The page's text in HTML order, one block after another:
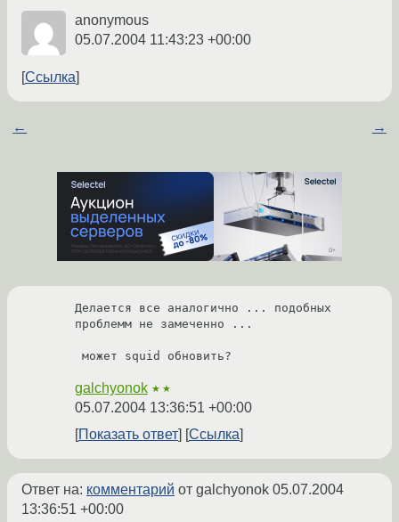
anonymous
05.07.2004 11:43:23 +00:00
Ссылка
← →
Делается все аналогично ... подобных
проблемм не замеченно ...
может squid обновить?
galchyonok ★★
05.07.2004 13:36:51 +00:00
Показать ответ
Ссылка
Ответ на: комментарий от galchyonok 05.07.2004
13:36:51 +00:00